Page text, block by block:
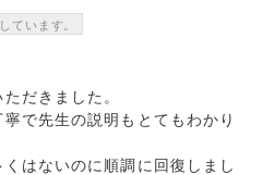
ています。
だきました。
で先生の説明もとてもわかり
はないのに順調に回復しまし